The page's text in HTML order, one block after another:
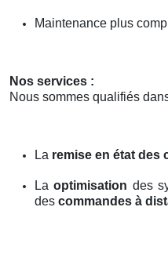
Maintenance plus
Nos services :
Nous sommes qualifiés
La remise en état des
Laoptimisation des
des commandes à